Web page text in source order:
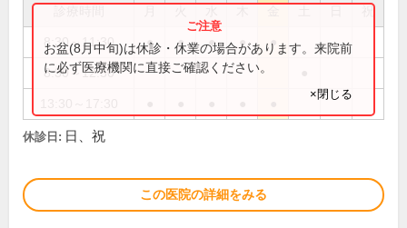
祝
8:30～11:30 ● ● ● ● ●
8:30～12:30
お盆(8月中旬)は休診・休業の場合があります。来院前
に必ず医療機関に直接ご確認ください。
×閉じる
休診日: 日、祝
この医院の詳細をみる